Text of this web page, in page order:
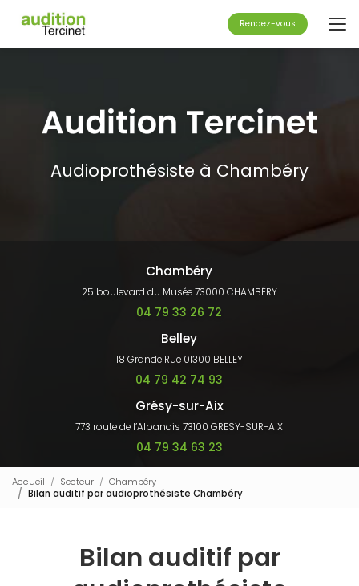
contenu
principal
Rendez-vous
Audioprothésiste à Chambéry
Chambéry
25 boulevard du Musée 73000 CHAMBÉRY
04 79 33 26 72
Belley
18 Grande Rue 01300 BELLEY
04 79 42 74 93
Grésy-sur-Aix
773 route de l’Albanais 73100 GRESY-SUR-AIX
04 79 34 63 23
Accueil Secteur
Chambéry
Bilan auditif par audioprothésiste Chambéry
Bilan auditif par